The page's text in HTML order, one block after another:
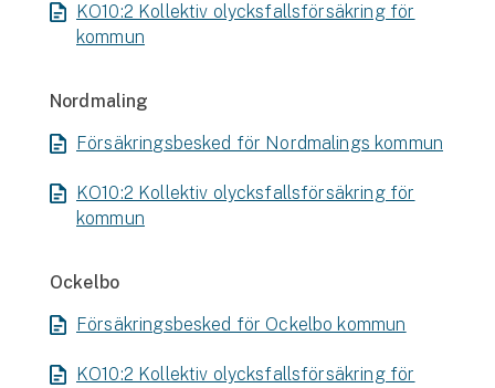
KO10:2 Kollektiv olycksfallsförsäkring för
kommun
Nordmaling
Försäkringsbesked för Nordmalings kommun
KO10:2 Kollektiv olycksfallsförsäkring för
kommun
Ockelbo
Försäkringsbesked för Ockelbo kommun
KO10:2 Kollektiv olycksfallsförsäkring för